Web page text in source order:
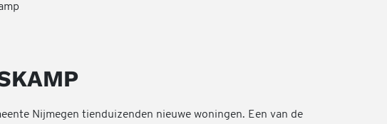
Nijmegen tienduizenden nieuwe woningen. Een van de